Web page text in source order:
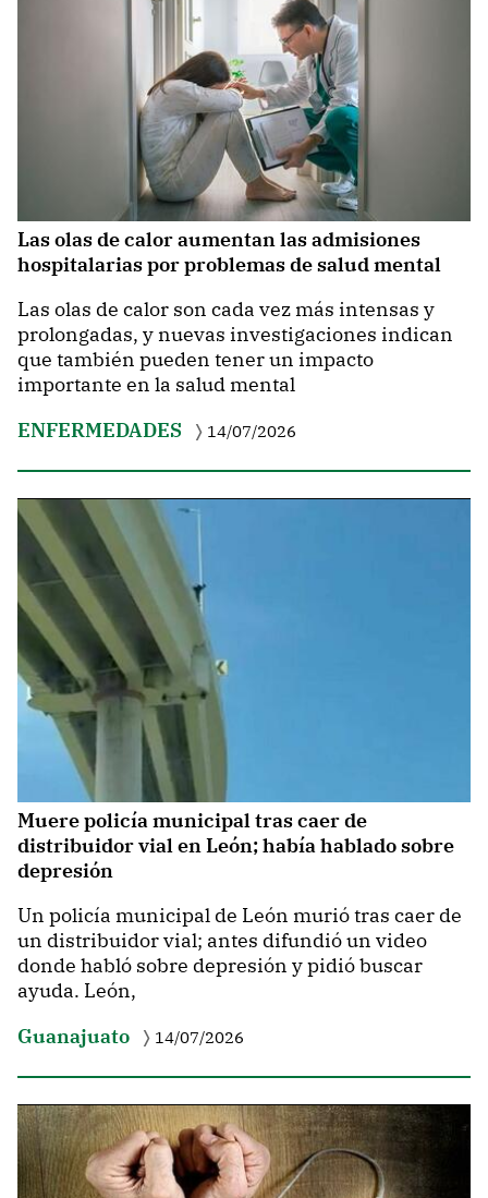
Las olas de calor aumentan las admisiones
hospitalarias por problemas de salud mental
Las olas de calor son cada vez más intensas y
prolongadas, y nuevas investigaciones indican
que también pueden tener un impacto
importante en la salud mental
ENFERMEDADES
14/07/2026
Muere policía municipal tras caer de
distribuidor vial en León; había hablado sobre
depresión
Un policía municipal de León murió tras caer de
un distribuidor vial; antes difundió un video
donde habló sobre depresión y pidió buscar
ayuda. León,
Guanajuato
14/07/2026